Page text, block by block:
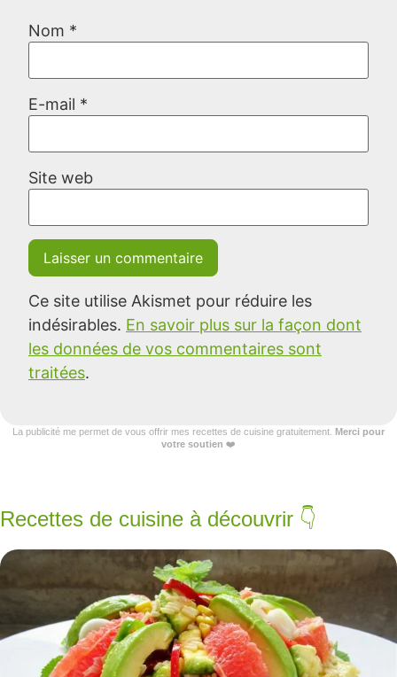
Nom *
E-mail *
Site web
Ce site utilise Akismet pour réduire les
indésirables. En savoir plus sur la façon dont
les données de vos commentaires sont
traitées.
La publicité me permet de vous offrir mes recettes de cuisine gratuitement. Merci pour
votre soutien ❤️
Recettes de cuisine à découvrir 👇